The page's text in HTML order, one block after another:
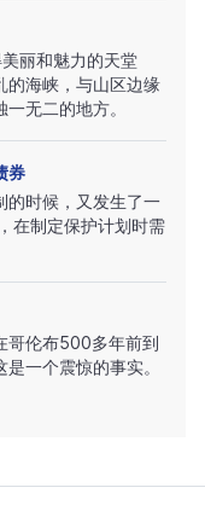
丽和魅力的天堂
海峡，与山区边缘
无二的地方。
券
的时候，又发生了一
在制定保护计划时需
哥伦布500多年前到
一个震惊的事实。